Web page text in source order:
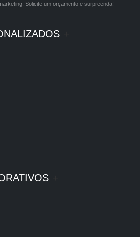
Solicite um orçamento e surpreenda!